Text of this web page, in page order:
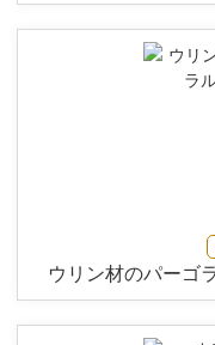
ウリン材のパーゴ